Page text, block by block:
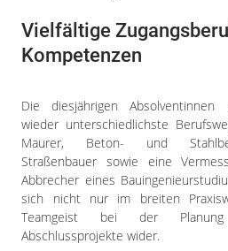
Vielfältige
Kompetenzen
Die diesjährigen
wieder unterschiedlichste
Maurer, Beton- und
Straßenbauer sowie eine
Abbrecher eines
sich nicht nur im breiten
Teamgeist bei der Planung
Abschlussprojekte wider.